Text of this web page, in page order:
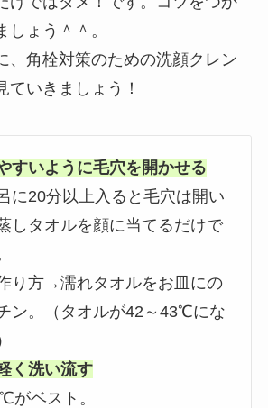
しょう＾＾。
、角栓対策のための洗顔クレン
ていきましょう！
すいように毛穴を開かせる
に20分以上入ると毛穴は開い
しタオルを顔に当てるだけで
り方→濡れタオルをお皿にの
ン。（タオルが42～43℃にな
く洗い流す
がベスト。